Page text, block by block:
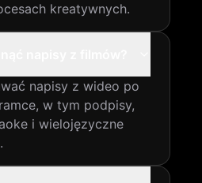
kreatywnych.
napisy z wideo po
w tym podpisy,
i wielojęzyczne